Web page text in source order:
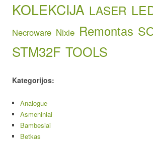
KOLEKCIJA LASER
Necroware Nixie Remontas
STM32F TOOLS
Kategorijos:
Analogue
Asmeniniai
Bambesiai
Betkas